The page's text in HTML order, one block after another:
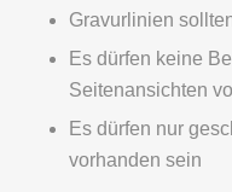
Gravurlinien
Es dürfen keine
Seitenansichten
Es dürfen nur
vorhanden sein